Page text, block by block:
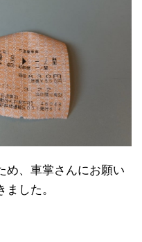
め、車掌さんにお願い
した。